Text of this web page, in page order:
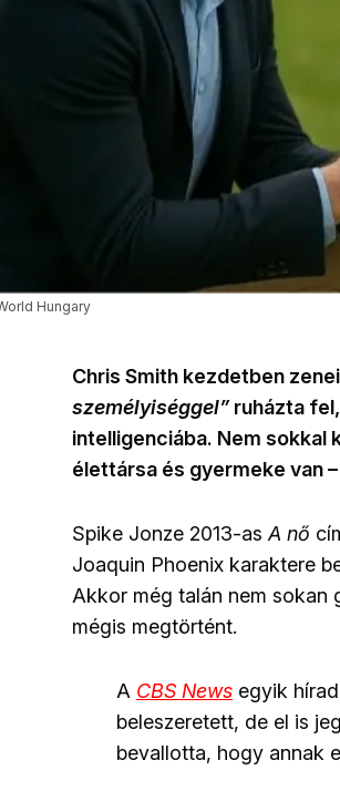
Hungary
Chris Smith kezdetben
személyiséggel”ruházta
intelligenciába. Nem sokkal
élettársa és gyermeke van –
Spike Jonze 2013-as A nő
Joaquin Phoenix karaktere
Akkor még talán nem sokan
mégis megtörtént.
A CBS News egyik
beleszeretett, de el is
bevallotta, hogy annak